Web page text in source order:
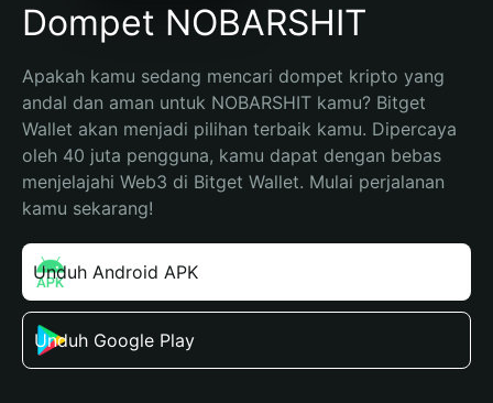
Dompet NOBARSHIT
Apakah kamu sedang mencari dompet kripto yang
andal dan aman untuk NOBARSHIT kamu? Bitget
Wallet akan menjadi pilihan terbaik kamu. Dipercaya
oleh 40 juta pengguna, kamu dapat dengan bebas
menjelajahi Web3 di Bitget Wallet. Mulai perjalanan
kamu sekarang!
Unduh Android APK
Unduh Google Play